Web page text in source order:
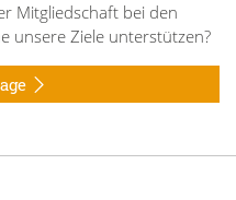
Mitgliedschaft bei den
unsere Ziele unterstützen?